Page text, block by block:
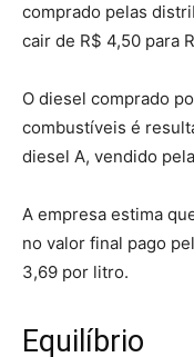
comprado pelas
cair de R$ 4,50 para
O diesel comprado
combustíveis é
diesel A, vendido
A empresa estima
no valor final pago
3,69 por litro.
Equilíbrio